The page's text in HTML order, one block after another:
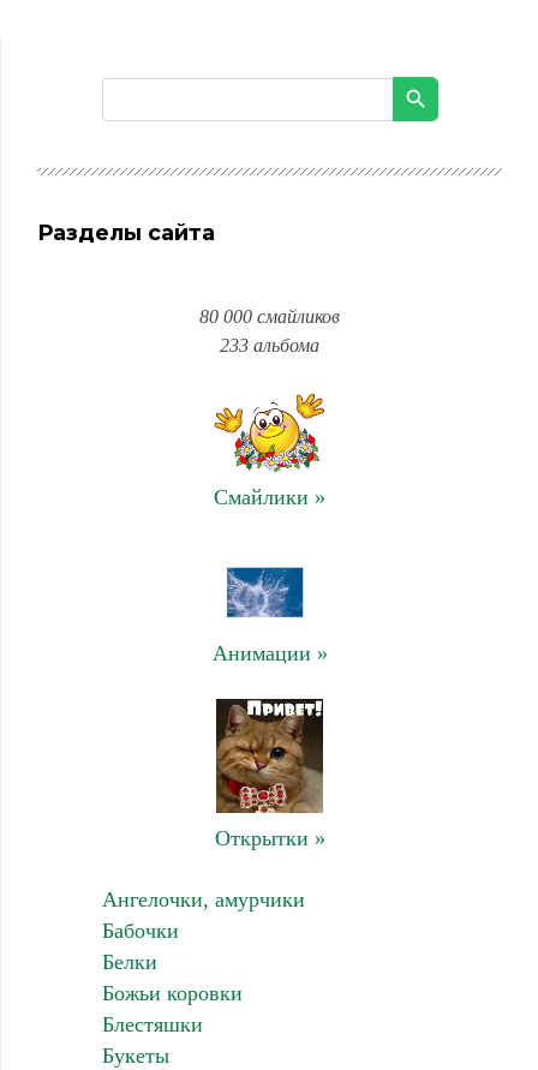
Разделы сайта
80 000 смайликов
233 альбома
Смайлики »
Анимации »
Открытки »
Ангелочки, амурчики
Бабочки
Белки
Божьи коровки
Блестяшки
Букеты